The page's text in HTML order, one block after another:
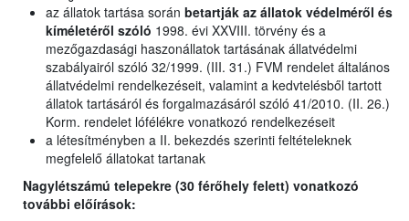
az állatok tartása során betartják az állatok védelméről és
kíméletéről szóló 1998. évi XXVIII. törvény és a
mezőgazdasági haszonállatok tartásának állatvédelmi
szabályairól szóló 32/1999. (III. 31.) FVM rendelet általános
állatvédelmi rendelkezéseit, valamint a kedvtelésből tartott
állatok tartásáról és forgalmazásáról szóló 41/2010. (II. 26.)
Korm. rendelet lófélékre vonatkozó rendelkezéseit
a létesítményben a II. bekezdés szerinti feltételeknek
megfelelő állatokat tartanak
Nagylétszámú telepekre (30 férőhely felett) vonatkozó
további előírások: